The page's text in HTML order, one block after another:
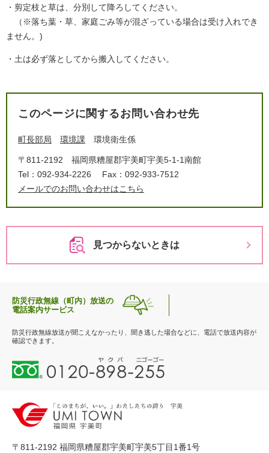
・剪定枝と草は、分別して降ろしてください。
（※落ち葉・草、家庭ごみ等が混ざっている場合は受け入れでき
ません。)
・土は必ず落としてから搬入してください。
このページに関するお問い合わせ先
町長部局 環境課 環境衛生係
〒811-2192
福岡県糟屋郡宇美町宇美5-1-1南館
Tel：092-934-2226
Fax：092-933-7512
メールでのお問い合わせはこちら
見つからないときは
防災行政無線（町内）放送の
電話案内サービス
防災行政無線放送が聞こえなかったり、聞き逃した場合などに、電話で放送内容が
確認できます。
0
1
-
8
〒811-2192 福岡県糟屋郡宇美町宇美5丁目1番1号